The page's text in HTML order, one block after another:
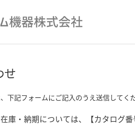
せ
下記フォームにご記入のうえ送信してく
庫・納期については、【カタログ